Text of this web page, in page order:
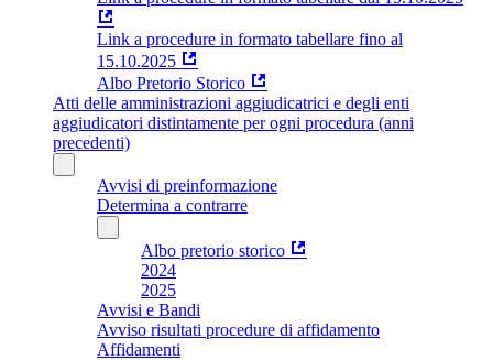
Link a procedure in formato tabellare fino al
15.10.2025
Albo Pretorio Storico
Atti delle amministrazioni aggiudicatrici e degli enti
aggiudicatori distintamente per ogni procedura (anni
precedenti)
Avvisi di preinformazione
Determina a contrarre
Albo pretorio storico
2024
2025
Avvisi e Bandi
Avviso risultati procedure di affidamento
Affidamenti